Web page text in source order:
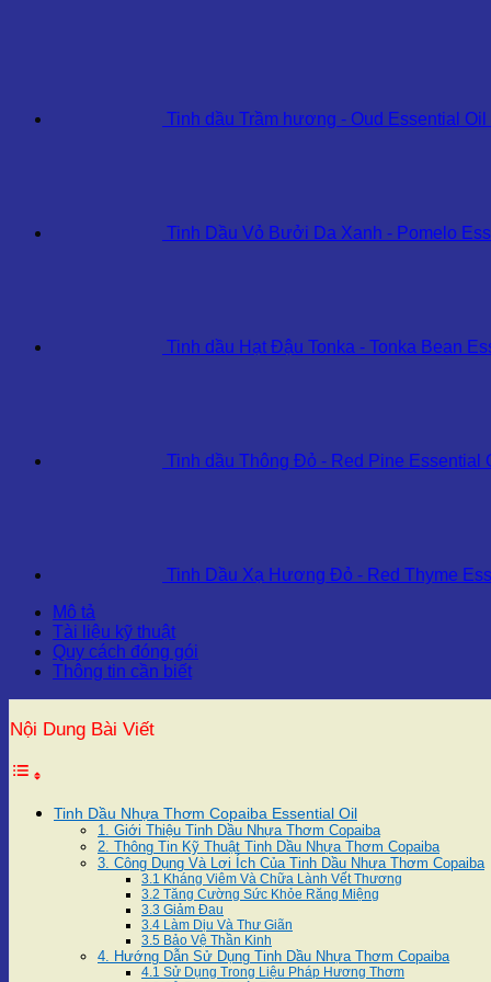
Tinh dầu Trầm hương - Oud Essential Oil
Tinh Dầu Vỏ Bưởi Da Xanh - Pomelo
Tinh dầu Hạt Đậu Tonka - Tonka Bean
Tinh dầu Thông Đỏ - Red Pine Essential
Tinh Dầu Xạ Hương Đỏ - Red Thyme
Mô tả
Tài liệu kỹ thuật
Quy cách đóng gói
Thông tin cần biết
Nội Dung Bài Viết
Tinh Dầu Nhựa Thơm Copaiba Essential Oil
1. Giới Thiệu Tinh Dầu Nhựa Thơm Copaiba
2. Thông Tin Kỹ Thuật Tinh Dầu Nhựa Thơm Copaiba
3. Công Dụng Và Lợi Ích Của Tinh Dầu Nhựa Thơm Copaiba
3.1 Kháng Viêm Và Chữa Lành Vết Thương
3.2 Tăng Cường Sức Khỏe Răng Miệng
3.3 Giảm Đau
3.4 Làm Dịu Và Thư Giãn
3.5 Bảo Vệ Thần Kinh
4. Hướng Dẫn Sử Dụng Tinh Dầu Nhựa Thơm Copaiba
4.1 Sử Dụng Trong Liệu Pháp Hương Thơm